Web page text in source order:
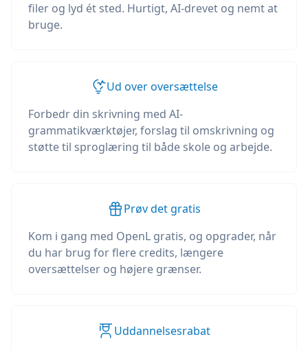
filer og lyd ét sted. Hurtigt, AI-drevet og nemt at
bruge.
Ud over oversættelse
Forbedr din skrivning med AI-
grammatikværktøjer, forslag til omskrivning og
støtte til sproglæring til både skole og arbejde.
Prøv det gratis
Kom i gang med OpenL gratis, og opgrader, når
du har brug for flere credits, længere
oversættelser og højere grænser.
Uddannelsesrabat